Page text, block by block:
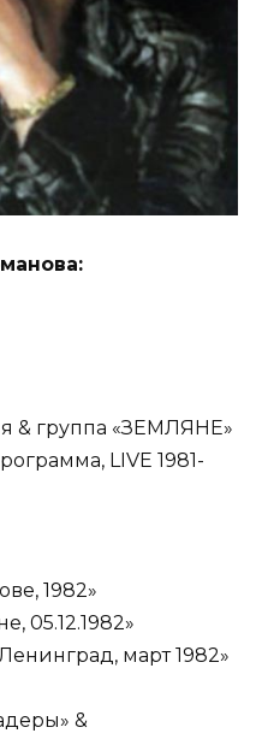
& группа «ЗЕМЛЯНЕ»
LIVE 1981-
1982»
05.12.1982»
март 1982»
&